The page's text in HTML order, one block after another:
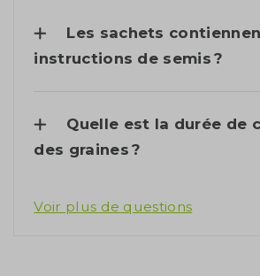
Les sachets
instructions de semis ?
Quelle est la durée de
des graines ?
Voir plus de questions